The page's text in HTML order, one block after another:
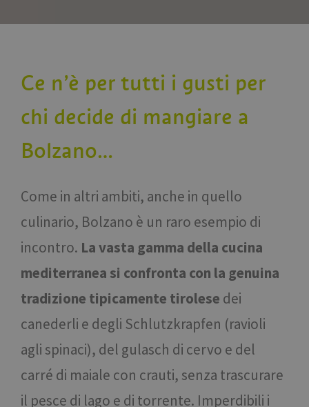
Ce n’è per tutti i gusti per
chi decide di mangiare a
Bolzano…
Come in altri ambiti, anche in quello
culinario, Bolzano è un raro esempio di
incontro. La vasta gamma della cucina
mediterranea si confronta con la genuina
tradizione tipicamente tirolese dei
canederli e degli Schlutzkrapfen (ravioli
agli spinaci), del gulasch di cervo e del
carré di maiale con crauti, senza trascurare
il pesce di lago e di torrente. Imperdibili i